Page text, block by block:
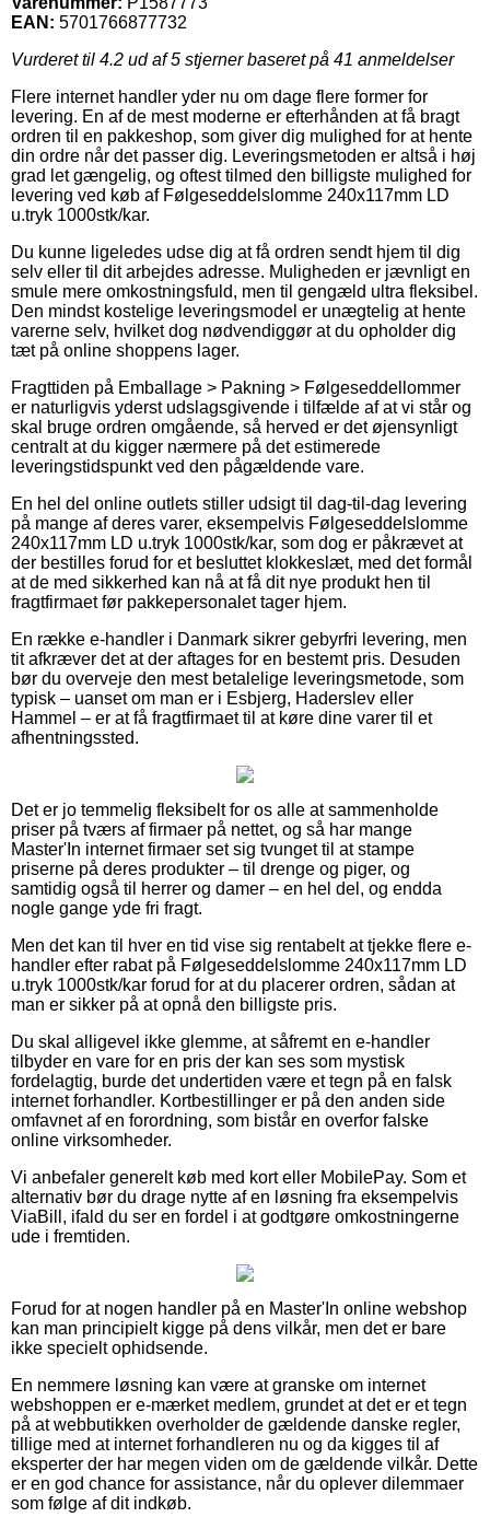
EAN: 5701766877732
Vurderet til 4.2 ud af 5 stjerner baseret på 41 anmeldelser
Flere internet handler yder nu om dage flere former for
levering. En af de mest moderne er efterhånden at få bragt
ordren til en pakkeshop, som giver dig mulighed for at hente
din ordre når det passer dig. Leveringsmetoden er altså i høj
grad let gængelig, og oftest tilmed den billigste mulighed for
levering ved køb af Følgeseddelslomme 240x117mm LD
u.tryk 1000stk/kar.
Du kunne ligeledes udse dig at få ordren sendt hjem til dig
selv eller til dit arbejdes adresse. Muligheden er jævnligt en
smule mere omkostningsfuld, men til gengæld ultra fleksibel.
Den mindst kostelige leveringsmodel er unægtelig at hente
varerne selv, hvilket dog nødvendiggør at du opholder dig
tæt på online shoppens lager.
Fragttiden på Emballage > Pakning > Følgeseddellommer
er naturligvis yderst udslagsgivende i tilfælde af at vi står og
skal bruge ordren omgående, så herved er det øjensynligt
centralt at du kigger nærmere på det estimerede
leveringstidspunkt ved den pågældende vare.
En hel del online outlets stiller udsigt til dag-til-dag levering
på mange af deres varer, eksempelvis Følgeseddelslomme
240x117mm LD u.tryk 1000stk/kar, som dog er påkrævet at
der bestilles forud for et besluttet klokkeslæt, med det formål
at de med sikkerhed kan nå at få dit nye produkt hen til
fragtfirmaet før pakkepersonalet tager hjem.
En række e-handler i Danmark sikrer gebyrfri levering, men
tit afkræver det at der aftages for en bestemt pris. Desuden
bør du overveje den mest betalelige leveringsmetode, som
typisk – uanset om man er i Esbjerg, Haderslev eller
Hammel – er at få fragtfirmaet til at køre dine varer til et
afhentningssted.
Det er jo temmelig fleksibelt for os alle at sammenholde
priser på tværs af firmaer på nettet, og så har mange
Master'In internet firmaer set sig tvunget til at stampe
priserne på deres produkter – til drenge og piger, og
samtidig også til herrer og damer – en hel del, og endda
nogle gange yde fri fragt.
Men det kan til hver en tid vise sig rentabelt at tjekke flere e-
handler efter rabat på Følgeseddelslomme 240x117mm LD
u.tryk 1000stk/kar forud for at du placerer ordren, sådan at
man er sikker på at opnå den billigste pris.
Du skal alligevel ikke glemme, at såfremt en e-handler
tilbyder en vare for en pris der kan ses som mystisk
fordelagtig, burde det undertiden være et tegn på en falsk
internet forhandler. Kortbestillinger er på den anden side
omfavnet af en forordning, som bistår en overfor falske
online virksomheder.
Vi anbefaler generelt køb med kort eller MobilePay. Som et
alternativ bør du drage nytte af en løsning fra eksempelvis
ViaBill, ifald du ser en fordel i at godtgøre omkostningerne
ude i fremtiden.
Forud for at nogen handler på en Master'In online webshop
kan man principielt kigge på dens vilkår, men det er bare
ikke specielt ophidsende.
En nemmere løsning kan være at granske om internet
webshoppen er e-mærket medlem, grundet at det er et tegn
på at webbutikken overholder de gældende danske regler,
tillige med at internet forhandleren nu og da kigges til af
eksperter der har megen viden om de gældende vilkår. Dette
er en god chance for assistance, når du oplever dilemmaer
som følge af dit indkøb.